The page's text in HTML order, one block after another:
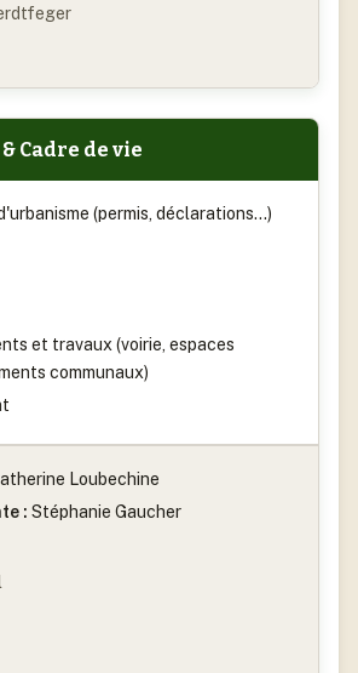
Cadre de vie
(permis, déclarations…)
et travaux (voirie, espaces
communaux)
Loubechine
: Stéphanie Gaucher